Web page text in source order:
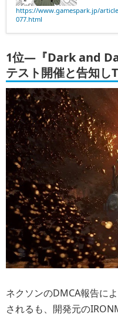
https://www.gamespark.jp/
077.html
1位―『Dark and
テスト開催と告知
ネクソンのDMCA報告に
されるも、開発元の